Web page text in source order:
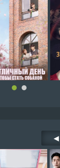
◀